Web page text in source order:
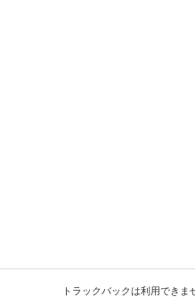
トラックバックは利用できま